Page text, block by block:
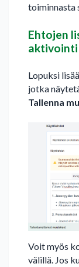
toiminnasta
Ehtojen
aktivointi
Lopuksi
jotka
Tallenna
Voit myös
välillä. Jos